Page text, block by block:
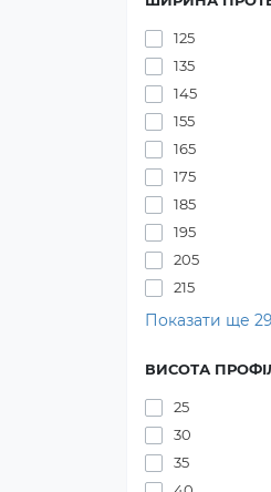
125
135
145
155
165
175
185
195
205
215
Показати ще 29
ВИСОТА
25
30
35